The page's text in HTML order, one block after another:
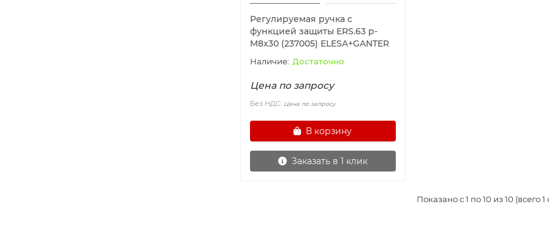
Регулируемая ручка с
функцией защиты ERS.63 p-
M8x30 (237005) ELESA+GANTER
Достаточно
Цена по запросу
Без НДС: Цена по запросу
В корзину
Заказать в 1 клик
Показано с 1 по 10 из 10 (всего